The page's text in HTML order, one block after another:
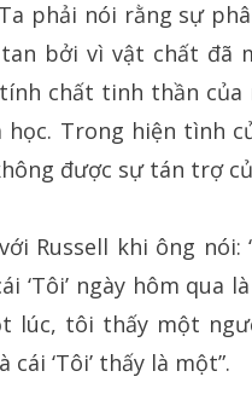
phải nói rằng sự
bởi vì vật chất đã
chất tinh thần
Trong hiện tình
được sự tán trợ
Russell khi ông
‘Tôi’ ngày hôm
lúc, tôi thấy một
cái ‘Tôi’ thấy là một”.